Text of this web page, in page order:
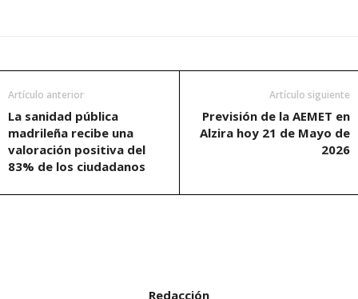
Artículo anterior
La sanidad pública
madrileña recibe una
valoración positiva del
83% de los ciudadanos
Artículo siguiente
Previsión de la AEMET en
Alzira hoy 21 de Mayo de
2026
Redacción